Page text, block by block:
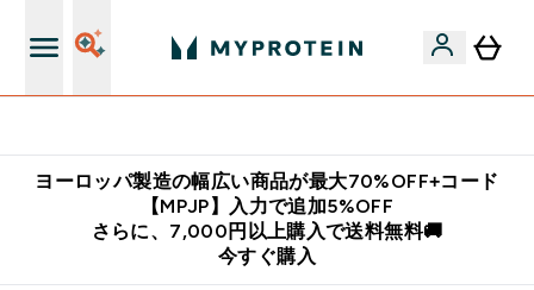
ヨーロッパ製造の幅広い商品が最大70%OFF+コード
【MPJP】入力で追加5%OFF
さらに、7,000円以上購入で送料無料🚚
今すぐ購入